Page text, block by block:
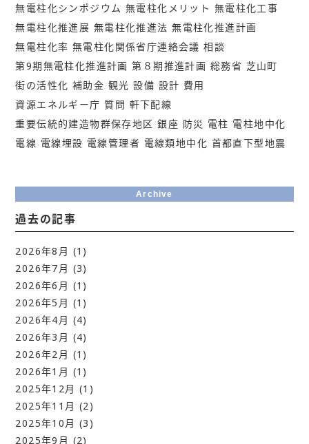
無電柱化シンポジウム 無電柱化メリット 無電柱化工事
無電柱化推進展 無電柱化推進法 無電柱化推進計画
無電柱化率 無電柱化関係省庁連絡会議 相談
第9期無電柱化推進計画 第８期推進計画 総務省 芝山町
街の活性化 補助金 観光 設備 設計 費用
資源エネルギー庁 質問 軒下配線
重要伝統的建造物群保存地区 銀座 防災 電柱 電柱地中化
電線 電線埋設 電線管理者 電線類地中化 首都直下型地震
Archive
過去の記事
2026年8月 (1)
2026年7月 (3)
2026年6月 (1)
2026年5月 (1)
2026年4月 (4)
2026年3月 (4)
2026年2月 (1)
2026年1月 (1)
2025年12月 (1)
2025年11月 (2)
2025年10月 (3)
2025年9月 (2)